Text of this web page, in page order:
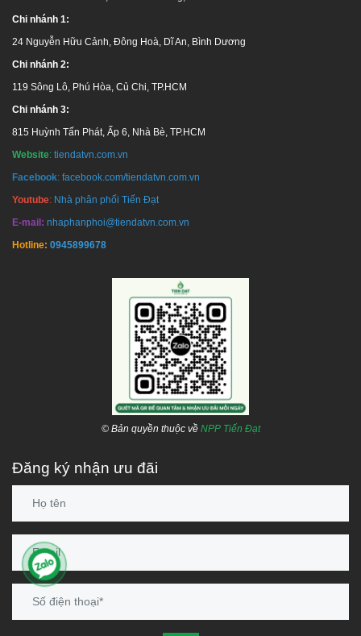
Chi nhánh 1:
24 Nguyễn Hữu Cảnh, Đông Hoà, Dĩ An, Bình Dương
Chi nhánh 2:
119 Sông Lô, Phú Hòa, Củ Chi, TP.HCM
Chi nhánh 3:
815 Huỳnh Tấn Phát, Ấp 6, Nhà Bè, TP.HCM
Website: tiendatvn.com.vn
Facebook: facebook.com/tiendatvn.com.vn
Youtube: Nhà phân phối Tiến Đạt
E-mail: nhaphanphoi@tiendatvn.com.vn
Hotline: 0945899678
© Bản quyền thuộc về NPP Tiến Đạt
Đăng ký nhận ưu đãi